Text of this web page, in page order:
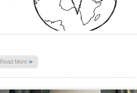
Read More »